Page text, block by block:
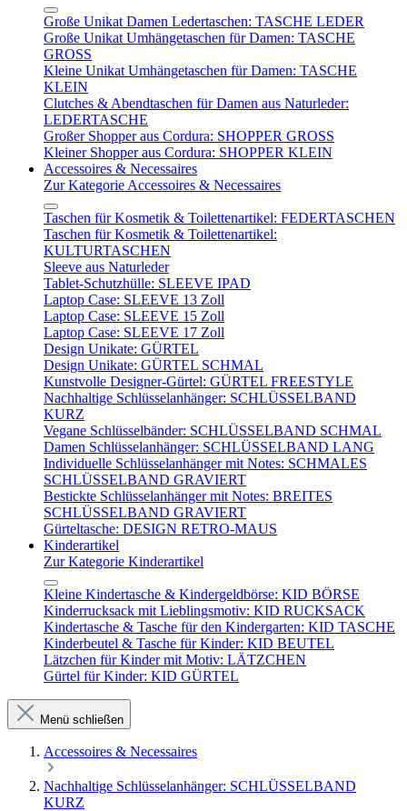
Große Unikat Damen Ledertaschen: TASCHE LEDER
Große Unikat Umhängetaschen für Damen: TASCHE
GROSS
Kleine Unikat Umhängetaschen für Damen: TASCHE
KLEIN
Clutches & Abendtaschen für Damen aus Naturleder:
LEDERTASCHE
Großer Shopper aus Cordura: SHOPPER GROSS
Kleiner Shopper aus Cordura: SHOPPER KLEIN
Accessoires & Necessaires
Zur Kategorie Accessoires & Necessaires
Taschen für Kosmetik & Toilettenartikel: FEDERTASCHEN
Taschen für Kosmetik & Toilettenartikel:
KULTURTASCHEN
Sleeve aus Naturleder
Tablet-Schutzhülle: SLEEVE IPAD
Laptop Case: SLEEVE 13 Zoll
Laptop Case: SLEEVE 15 Zoll
Laptop Case: SLEEVE 17 Zoll
Design Unikate: GÜRTEL
Design Unikate: GÜRTEL SCHMAL
Kunstvolle Designer-Gürtel: GÜRTEL FREESTYLE
Nachhaltige Schlüsselanhänger: SCHLÜSSELBAND
KURZ
Vegane Schlüsselbänder: SCHLÜSSELBAND SCHMAL
Damen Schlüsselanhänger: SCHLÜSSELBAND LANG
Individuelle Schlüsselanhänger mit Notes: SCHMALES
SCHLÜSSELBAND GRAVIERT
Bestickte Schlüsselanhänger mit Notes: BREITES
SCHLÜSSELBAND GRAVIERT
Gürteltasche: DESIGN RETRO-MAUS
Kinderartikel
Zur Kategorie Kinderartikel
Kleine Kindertasche & Kindergeldbörse: KID BÖRSE
Kinderrucksack mit Lieblingsmotiv: KID RUCKSACK
Kindertasche & Tasche für den Kindergarten: KID TASCHE
Kinderbeutel & Tasche für Kinder: KID BEUTEL
Lätzchen für Kinder mit Motiv: LÄTZCHEN
Gürtel für Kinder: KID GÜRTEL
Menü schließen
Accessoires & Necessaires
Nachhaltige Schlüsselanhänger: SCHLÜSSELBAND
KURZ